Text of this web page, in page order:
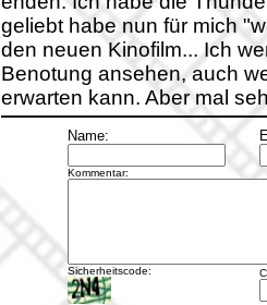
geliebt habe nun für mich
den neuen Kinofilm... Ich
Benotung ansehen, auch
erwarten kann. Aber mal
Name:
Kommentar:
Sicherheitscode: